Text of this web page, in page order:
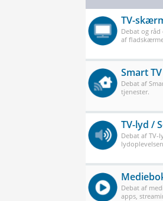
TV-
Debat og
af
Smart
Debat af
tjenester.
TV-lyd /
Debat af TV-
Debat af
apps,